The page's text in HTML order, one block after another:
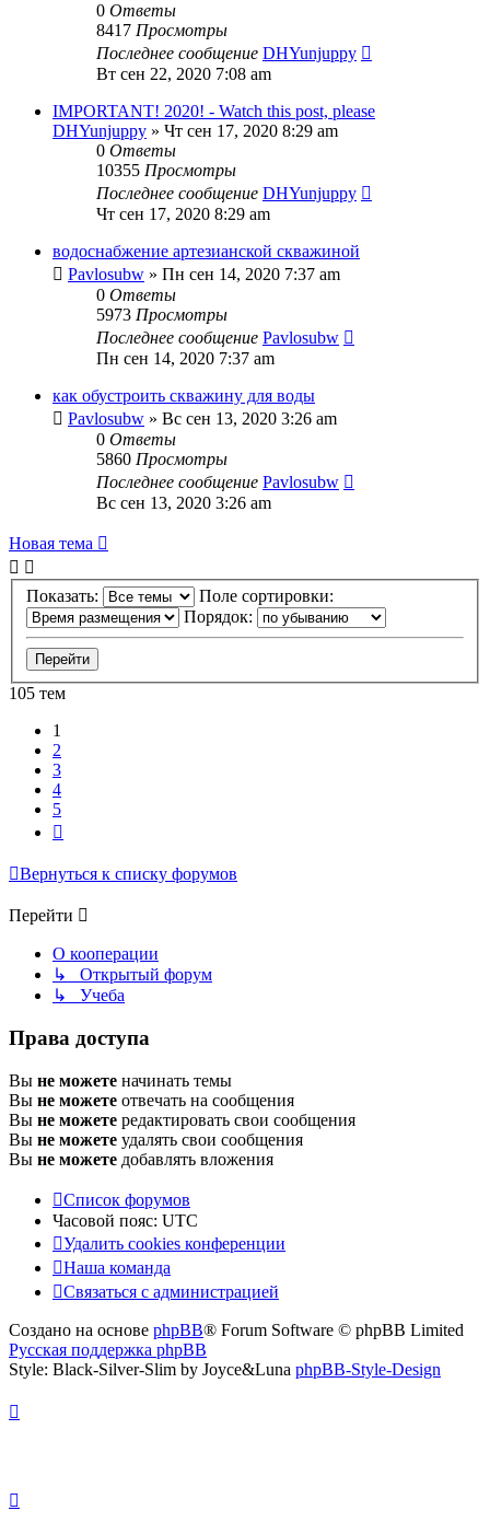
0 Ответы
8417 Просмотры
Последнее сообщение DHYunjuppy
Вт сен 22, 2020 7:08 am
IMPORTANT! 2020! - Watch this post, please
DHYunjuppy » Чт сен 17, 2020 8:29 am
0 Ответы
10355 Просмотры
Последнее сообщение DHYunjuppy
Чт сен 17, 2020 8:29 am
водоснабжение артезианской скважиной
Pavlosubw » Пн сен 14, 2020 7:37 am
0 Ответы
5973 Просмотры
Последнее сообщение Pavlosubw
Пн сен 14, 2020 7:37 am
как обустроить скважину для воды
Pavlosubw » Вс сен 13, 2020 3:26 am
0 Ответы
5860 Просмотры
Последнее сообщение Pavlosubw
Вс сен 13, 2020 3:26 am
Новая тема
Показать:
Поле сортировки:
Порядок:
105 тем
1
2
3
4
5
Вернуться к списку форумов
Перейти
О кооперации
↳ Открытый форум
↳ Учеба
Права доступа
Вы не можете начинать темы
Вы не можете отвечать на сообщения
Вы не можете редактировать свои сообщения
Вы не можете удалять свои сообщения
Вы не можете добавлять вложения
Список форумов
Часовой пояс: UTC
Удалить cookies конференции
Наша команда
Связаться с администрацией
Создано на основе phpBB® Forum Software © phpBB Limited
Русская поддержка phpBB
Style: Black-Silver-Slim by Joyce&Luna phpBB-Style-Design